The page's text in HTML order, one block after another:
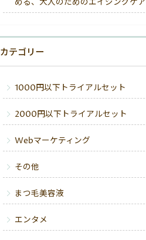
める、大人のためのエイジングケア
カテゴリー
1000円以下トライアルセット
2000円以下トライアルセット
Webマーケティング
その他
まつ毛美容液
エンタメ